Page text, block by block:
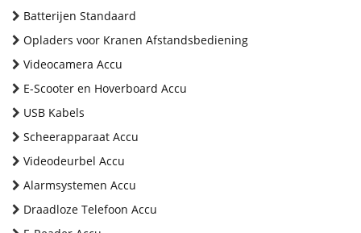
Batterijen Standaard
Opladers voor Kranen Afstandsbediening
Videocamera Accu
E-Scooter en Hoverboard Accu
USB Kabels
Scheerapparaat Accu
Videodeurbel Accu
Alarmsystemen Accu
Draadloze Telefoon Accu